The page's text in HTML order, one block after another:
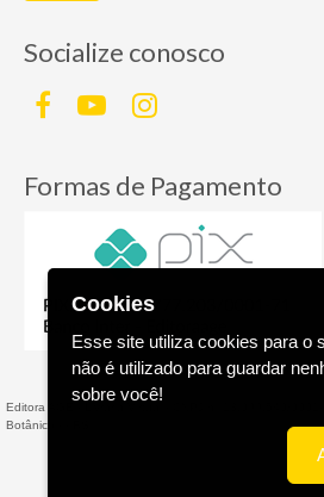
Socialize conosco
Formas de Pagamento
Editora AGE - Livraria Virtual - CNPJ n° 13.099.540/
Botânico - - RS
Cookies
Esse site utiliza cookies para o
não é utilizado para guardar
sobre você!